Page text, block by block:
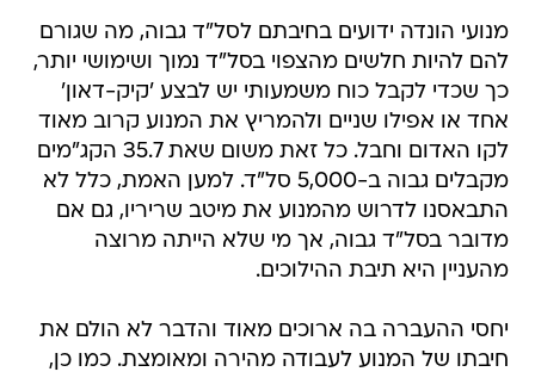
מנועי הונדה ידועים בחיבתם לסל"ד גבוה, מה שגורם
להם להיות חלשים מהצפוי בסל"ד נמוך ושימושי יותר,
כך שכדי לקבל כוח משמעותי יש לבצע 'קיק-דאון'
אחד או אפילו שניים ולהמריץ את המנוע קרוב מאוד
לקו האדום וחבל. כל זאת משום שאת 35.7 הקג"מים
מקבלים גבוה ב-5,000 סל"ד. למען האמת, כלל לא
התבאסנו לדרוש מהמנוע את מיטב שריריו, גם אם
מדובר בסל"ד גבוה, אך מי שלא הייתה מרוצה
מהעניין היא תיבת ההילוכים.
יחסי ההעברה בה ארוכים מאוד והדבר לא הולם את
חיבתו של המנוע לעבודה מהירה ומאומצת. כמו כן,